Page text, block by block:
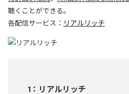
聴くことができる。
各配信サービス： リアルリッチ
1 ： リアルリッチ